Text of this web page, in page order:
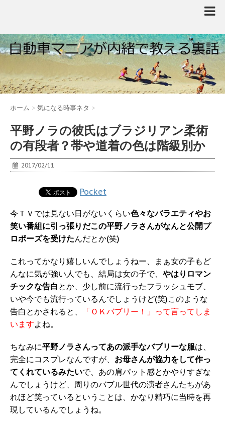
ホーム > 気になる時事ネタ >
平野ノラの彼氏はブラジリアン柔術
の有段者？帯や道着の色は階級別か
2017/02/11
Pocket
今ＴＶでは見ない日がないくらい色々なバラエティやお
笑い番組に引っ張りだこの平野ノラさんがなんと公開プ
ロポーズを受けたんだとか(笑)
これってかなり嬉しいんでしょうねー、まぁ女の子もど
んなに気が強い人でも、結局は女の子で、 やはりロマン
チックな告白 とか、少し前に流行ったフラッシュモブ、
いや今でも流行っているんでしょうけど(笑)このような
告白とかされると、
「ＯＫバブリー！」って言ってしま
いますよね。
ちなみに平野ノラさんってあの派手なバブリーな服は、
完全にコスプレなんですが、 お母さんが協力をして作っ
てくれているみたいで、あの肩パット感とかやりすぎな
んでしょうけど、周りのバブル世代の演者さんたちがあ
れほど笑っているということは、かなり精巧に当時を再
現しているんでしょうね。